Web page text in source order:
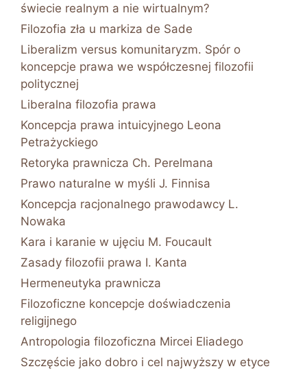
świecie realnym a nie wirtualnym?
Filozofia zła u markiza de Sade
Liberalizm versus komunitaryzm. Spór o
koncepcje prawa we współczesnej filozofii
politycznej
Liberalna filozofia prawa
Koncepcja prawa intuicyjnego Leona
Petrażyckiego
Retoryka prawnicza Ch. Perelmana
Prawo naturalne w myśli J. Finnisa
Koncepcja racjonalnego prawodawcy L.
Nowaka
Kara i karanie w ujęciu M. Foucault
Zasady filozofii prawa I. Kanta
Hermeneutyka prawnicza
Filozoficzne koncepcje doświadczenia
religijnego
Antropologia filozoficzna Mircei Eliadego
Szczęście jako dobro i cel najwyższy w etyce